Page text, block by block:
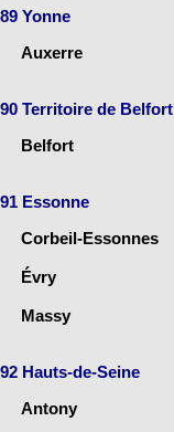
89 Yonne
Auxerre
90 Territoire de Belfort
Belfort
91 Essonne
Corbeil-Essonnes
Évry
Massy
92 Hauts-de-Seine
Antony